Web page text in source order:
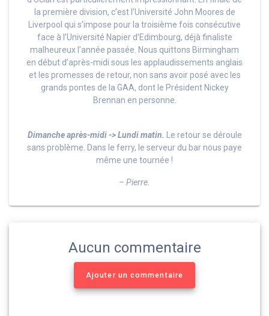
la première division, c’est l’Université John Moores de
Liverpool qui s’impose pour la troisième fois consécutive
face à l’Université Napier d’Edimbourg, déjà finaliste
malheureux l’année passée. Nous quittons Birmingham
en début d’après-midi sous les applaudissements anglais
et les promesses de retour, non sans avoir posé avec les
grands pontes de la GAA, dont le Président Nickey
Brennan en personne.
Dimanche après-midi -> Lundi matin. Le retour se déroule
sans problème. Dans le ferry, le serveur du bar nous paye
même une tournée !
– Pierre.
Aucun commentaire
Ajouter un commentaire